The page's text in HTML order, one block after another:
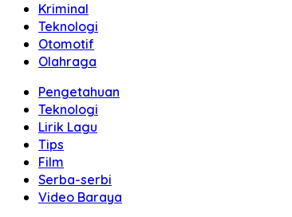
Kriminal
Teknologi
Otomotif
Olahraga
Pengetahuan
Teknologi
Lirik Lagu
Tips
Film
Serba-serbi
Video Baraya